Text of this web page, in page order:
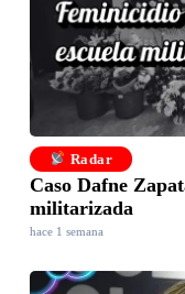
Radar
Caso Dafne
militarizada
hace 1 semana